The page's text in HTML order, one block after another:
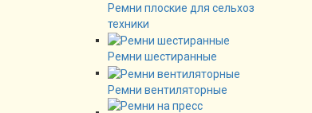
Ремни плоские для сельхоз
техники
Ремни шестиранные
Ремни вентиляторные